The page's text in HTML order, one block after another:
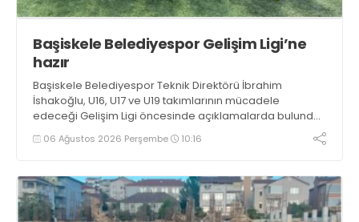
Başiskele Belediyespor Gelişim Ligi’ne
hazır
Başiskele Belediyespor Teknik Direktörü İbrahim
İshakoğlu, U16, U17 ve U19 takımlarının mücadele
edeceği Gelişim Ligi öncesinde açıklamalarda bulundu.
Genç oyuncuların gelişimine dikkat çeken İshakoğlu,
hedeflerinin sadece sonuç almak değil, Türk futboluna
06 Ağustos 2026 Perşembe 10:16